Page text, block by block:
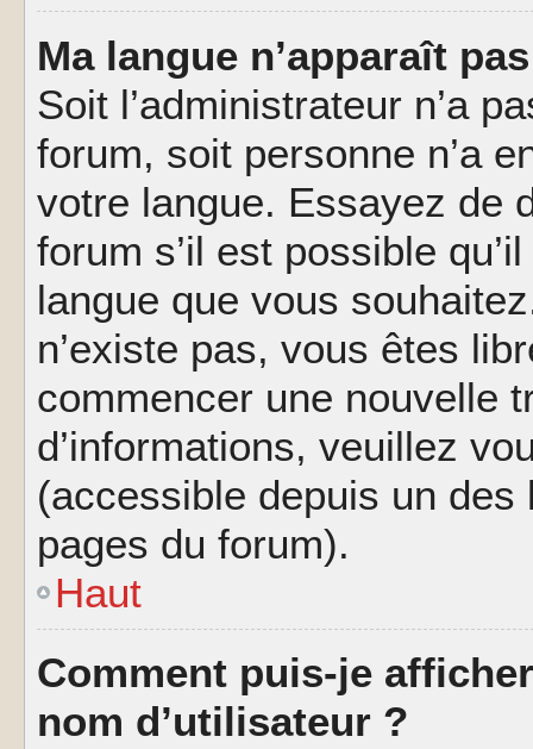
Ma langue n’apparaît
Soit l’administrateur n’a
forum, soit personne n’a
votre langue. Essayez de
forum s’il est possible
langue que vous
n’existe pas, vous êtes
commencer une nouvelle
d’informations, veuillez
(accessible depuis un
pages du forum).
Haut
Comment puis-je
nom d’utilisateur ?